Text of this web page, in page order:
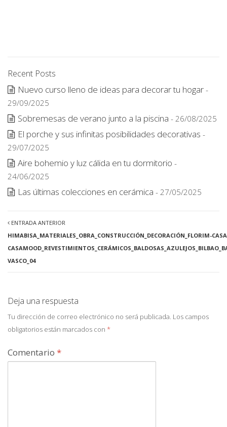
Recent Posts
Nuevo curso lleno de ideas para decorar tu hogar -
29/09/2025
Sobremesas de verano junto a la piscina - 26/08/2025
El porche y sus infinitas posibilidades decorativas -
29/07/2025
Aire bohemio y luz cálida en tu dormitorio -
24/06/2025
Las últimas colecciones en cerámica - 27/05/2025
ENTRADA ANTERIOR
HIMABISA_MATERIALES_OBRA_CONSTRUCCIÓN_DECORACIÓN_FLORIM-
VASCO_04
Deja una respuesta
Tu dirección de correo electrónico no será publicada. Los campos
obligatorios están marcados con *
Comentario *